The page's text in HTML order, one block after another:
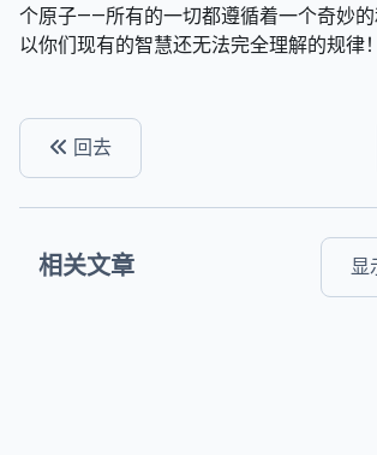
个原子——所有的一切都遵循着一个奇妙
以你们现有的智慧还无法完全理解的规律
回去
相关文章 显